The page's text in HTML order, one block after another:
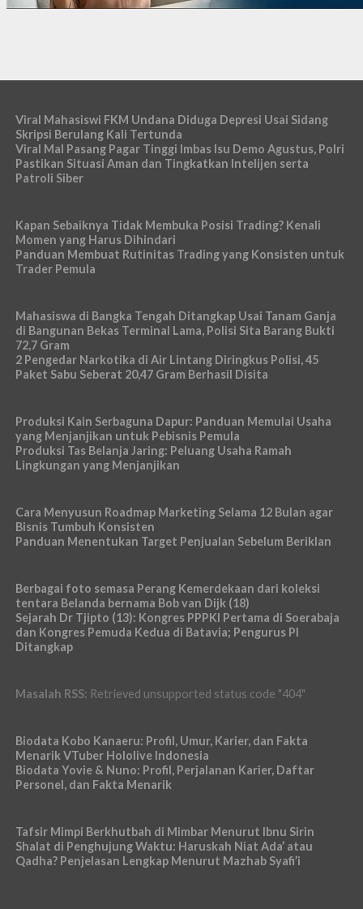
Viral Mahasiswi FKM Undana Diduga Depresi Usai Sidang
Skripsi Berulang Kali Tertunda
Viral Mal Pasang Pagar Tinggi Imbas Isu Demo Agustus, Polri
Pastikan Situasi Aman dan Tingkatkan Intelijen serta
Patroli Siber
Kapan Sebaiknya Tidak Membuka Posisi Trading? Kenali
Momen yang Harus Dihindari
Panduan Membuat Rutinitas Trading yang Konsisten untuk
Trader Pemula
Mahasiswa di Bangka Tengah Ditangkap Usai Tanam Ganja
di Bangunan Bekas Terminal Lama, Polisi Sita Barang Bukti
72,7 Gram
2 Pengedar Narkotika di Air Lintang Diringkus Polisi, 45
Paket Sabu Seberat 20,47 Gram Berhasil Disita
Produksi Kain Serbaguna Dapur: Panduan Memulai Usaha
yang Menjanjikan untuk Pebisnis Pemula
Produksi Tas Belanja Jaring: Peluang Usaha Ramah
Lingkungan yang Menjanjikan
Cara Menyusun Roadmap Marketing Selama 12 Bulan agar
Bisnis Tumbuh Konsisten
Panduan Menentukan Target Penjualan Sebelum Beriklan
Berbagai foto semasa Perang Kemerdekaan dari koleksi
tentara Belanda bernama Bob van Dijk (18)
Sejarah Dr Tjipto (13): Kongres PPPKI Pertama di Soerabaja
dan Kongres Pemuda Kedua di Batavia; Pengurus PI
Ditangkap
Masalah RSS: Retrieved unsupported status code "404"
Biodata Kobo Kanaeru: Profil, Umur, Karier, dan Fakta
Menarik VTuber Hololive Indonesia
Biodata Yovie & Nuno: Profil, Perjalanan Karier, Daftar
Personel, dan Fakta Menarik
Tafsir Mimpi Berkhutbah di Mimbar Menurut Ibnu Sirin
Shalat di Penghujung Waktu: Haruskah Niat Ada’ atau
Qadha? Penjelasan Lengkap Menurut Mazhab Syafi’i